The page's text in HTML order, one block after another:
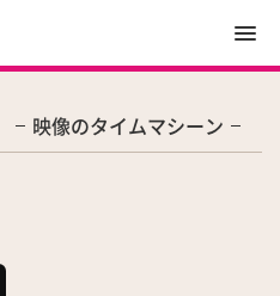
映像のタイムマシーン